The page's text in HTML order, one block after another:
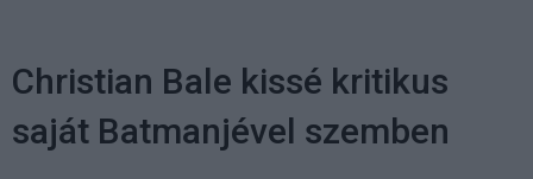
Christian Bale kissé kritikus
saját Batmanjével szemben